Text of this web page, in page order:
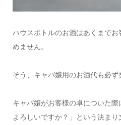
ハウスボトルのお酒はあくまで
めません。
そう、キャバ嬢用のお酒代も必ず
キャバ嬢がお客様の卓についた
よろしいですか？」という決ま